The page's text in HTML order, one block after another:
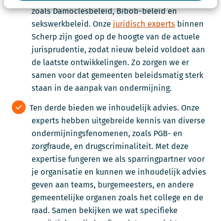
zoals Damoclesbeleid, Bibob-beleid en
sekswerkbeleid. Onze juridisch experts binnen
Scherp zijn goed op de hoogte van de actuele
jurisprudentie, zodat nieuw beleid voldoet aan
de laatste ontwikkelingen. Zo zorgen we er
samen voor dat gemeenten beleidsmatig sterk
staan in de aanpak van ondermijning.
Ten derde bieden we inhoudelijk advies. Onze
experts hebben uitgebreide kennis van diverse
ondermijningsfenomenen, zoals PGB- en
zorgfraude, en drugscriminaliteit. Met deze
expertise fungeren we als sparringpartner voor
je organisatie en kunnen we inhoudelijk advies
geven aan teams, burgemeesters, en andere
gemeentelijke organen zoals het college en de
raad. Samen bekijken we wat specifieke